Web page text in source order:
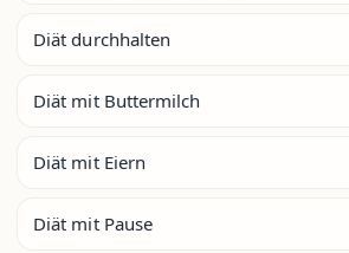
Diät durchhalten
Diät mit Buttermilch
Diät mit Eiern
Diät mit Pause